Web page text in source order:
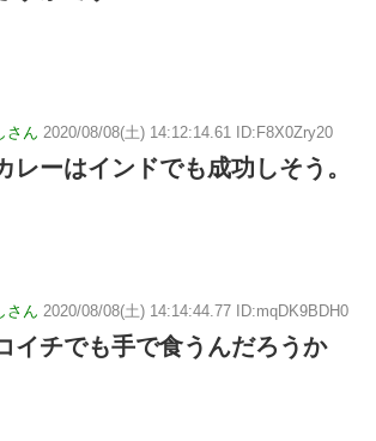
さん 2020/08/08(土) 14:12:14.61 ID:F8X0Zry20
レーはインドでも成功しそう。
さん 2020/08/08(土) 14:14:44.77 ID:mqDK9BDH0
イチでも手で食うんだろうか